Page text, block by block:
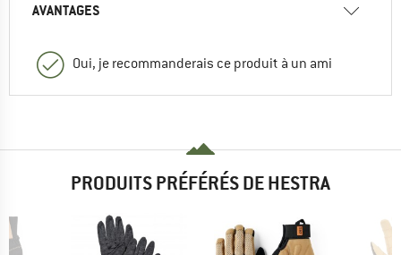
AVANTAGES
Oui, je recommanderais ce produit à un ami
PRODUITS PRÉFÉRÉS DE HESTRA